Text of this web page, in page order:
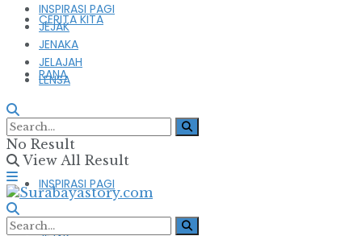
CERITA KITA
RANA
FIKSI & PUISI
INSPIRASI PAGI
INSPIRASI PAGI
JEJAK
JENAKA
JELAJAH
LENSA
No Result
View All Result